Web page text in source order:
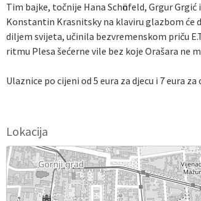
Tim bajke, točnije Hana Schӧnfeld, Grgur
Konstantin Krasnitsky na klaviru glazbom će
diljem svijeta, učinila bezvremenskom priču
ritmu Plesa šećerne vile bez koje Orašara ne
Ulaznice po cijeni od 5 eura za djecu i 7 eura
Lokacija